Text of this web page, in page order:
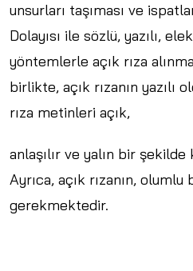
unsurları taşıması ve
Dolayısı ile sözlü, yazılı,
yöntemlerle açık rıza
birlikte, açık rızanın yazılı
rıza metinleri açık,
anlaşılır ve yalın bir şekilde
Ayrıca, açık rızanın,
gerekmektedir.